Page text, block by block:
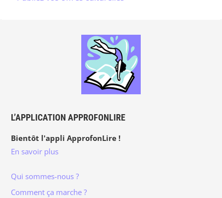
L’APPLICATION APPROFONLIRE
Bientôt l'appli ApprofonLire !
En savoir plus
Qui sommes-nous ?
Comment ça marche ?